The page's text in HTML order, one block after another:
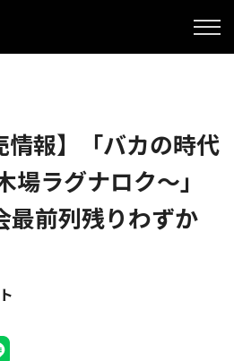
情報】「バカの時代
ラグナロク～」
最前列残りわずか